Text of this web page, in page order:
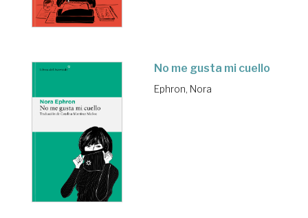
No me gusta mi cuello
Ephron, Nora